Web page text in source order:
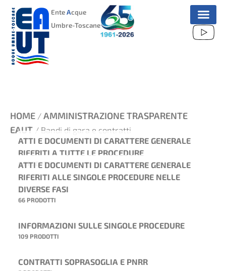
VAI
CONTENUTO
EnteAcque
Umbre-Toscane
HOME / AMMINISTRAZIONE TRASPARENTE
EAUT / Bandi di gara e contratti
ATTI E DOCUMENTI DI CARATTERE GENERALE
RIFERITI A TUTTE LE PROCEDURE
6 PRODOTTI
ATTI E DOCUMENTI DI CARATTERE GENERALE
RIFERITI ALLE SINGOLE PROCEDURE NELLE
DIVERSE FASI
66 PRODOTTI
INFORMAZIONI SULLE SINGOLE PROCEDURE
109 PRODOTTI
CONTRATTI SOPRASOGLIA E PNRR